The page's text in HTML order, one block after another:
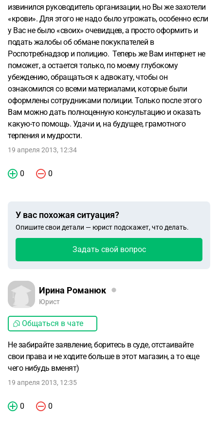
личности в общественном месте и так далее. Что мне
делать я незнаю.
извинился руководитель организации, но Вы же захотели
«крови». Для этого не надо было угрожать, особенно если
у Вас не было «своих» очевидцев, а просто оформить и
подать жалобы об обмане покукпателей в
Роспотребнадзор и полицию. Теперь же Вам интернет не
поможет, а остается только, по моему глубокому
убеждению, обращаться к адвокату, чтобы он
ознакомился со всеми материалами, которые были
оформлены сотрудниками полиции. Только после этого
Вам можно дать полноценную консультацию и оказать
какую-то помощь. Удачи и, на будущее, грамотного
терпения и мудрости.
19 апреля 2013, 12:34
0 0
У вас похожая ситуация?
Опишите свои детали — юрист подскажет, что делать.
Задать свой вопрос
Ирина Романюк
Юрист
Общаться в чате
Не забирайте заявление, боритесь в суде, отстаивайте
свои права и не ходите больше в этот магазин, а то еще
чего нибудь вменят)
19 апреля 2013, 12:35
0 0